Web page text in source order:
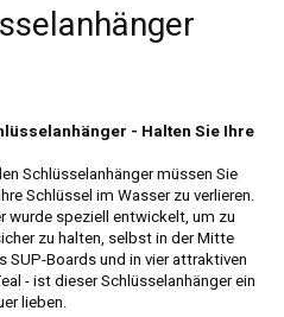
- Halten Sie Ihre
Schlüsselanhänger müssen Sie
Schlüssel im Wasser zu verlieren.
wurde speziell entwickelt, um zu
zu halten, selbst in der Mitte
SUP-Boards und in vier attraktiven
- ist dieser Schlüsselanhänger ein
lieben.